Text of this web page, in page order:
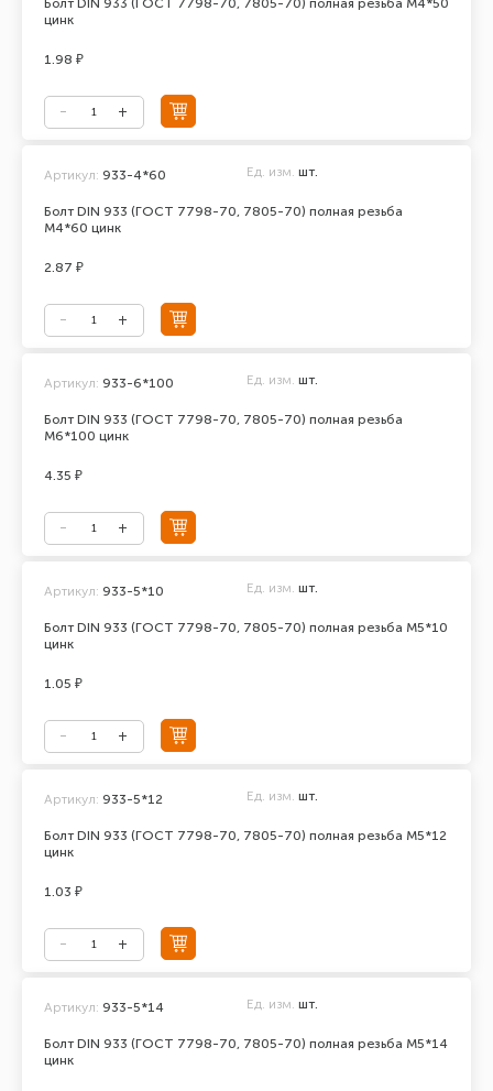
Болт DIN 933 (ГОСТ 7798-70, 7805-70) полная резьба М4*50
цинк
1.98 ₽
Болт DIN 933 (ГОСТ 7798-70, 7805-70) полная резьба
М4*60 цинк
Артикул: 933-4*60 Ед. изм. шт.
2.87 ₽
Болт DIN 933 (ГОСТ 7798-70, 7805-70) полная резьба
М6*100 цинк
Артикул: 933-6*100 Ед. изм. шт.
4.35 ₽
Болт DIN 933 (ГОСТ 7798-70, 7805-70) полная резьба М5*10
цинк
Артикул: 933-5*10 Ед. изм. шт.
1.05 ₽
Болт DIN 933 (ГОСТ 7798-70, 7805-70) полная резьба М5*12
цинк
Артикул: 933-5*12 Ед. изм. шт.
1.03 ₽
Болт DIN 933 (ГОСТ 7798-70, 7805-70) полная резьба М5*14
цинк
Артикул: 933-5*14 Ед. изм. шт.